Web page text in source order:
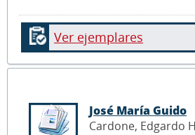
Ver ejemplares
José María Guido
Cardone, Edgardo